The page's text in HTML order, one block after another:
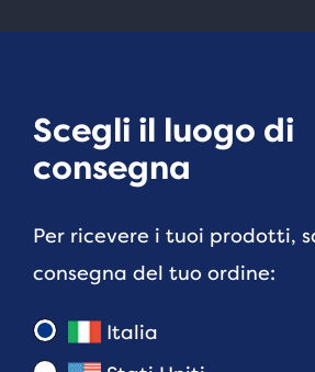
Scegli il luogo di
consegna
Per ricevere i tuoi prodotti,
consegna del tuo ordine:
Italia